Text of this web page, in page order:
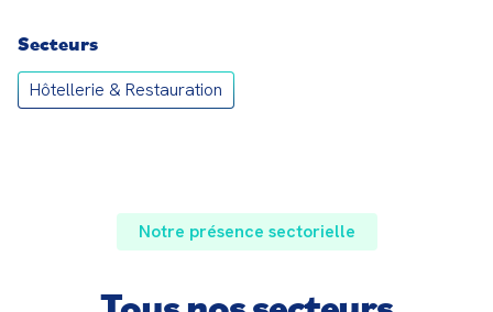
Secteurs
Hôtellerie & Restauration
Notre présence sectorielle